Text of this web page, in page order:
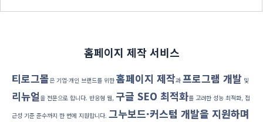
홈페이지 제작 서비스
티로그몰은 기업·개인 브랜드를 위한 홈페이지 제작과 프로그램 개발 및
리뉴얼 을 전문으로 합니다. 반응형 웹, 구글 SEO 최적화를 고려한 성능 최적화, 접
근성 기준 준수까지 한 번에 지원합니다. 그누보드·커스텀 개발을 지원하며